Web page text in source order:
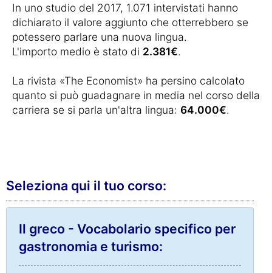
In uno studio del 2017, 1.071 intervistati hanno
dichiarato il valore aggiunto che otterrebbero se
potessero parlare una nuova lingua.
L'importo medio è stato di 2.381€.
La rivista «The Economist» ha persino calcolato
quanto si può guadagnare in media nel corso della
carriera se si parla un'altra lingua: 64.000€.
Seleziona qui il tuo corso:
Il greco - Vocabolario specifico per
gastronomia e turismo: